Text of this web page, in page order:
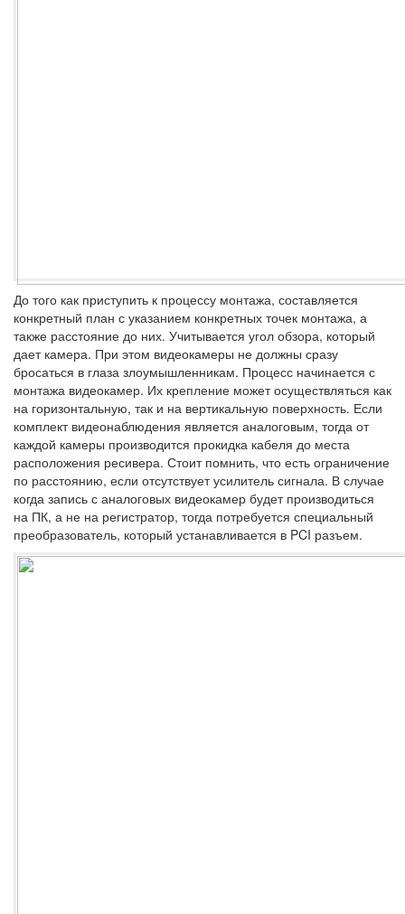
До того как приступить к процессу монтажа, составляется
конкретный план с указанием конкретных точек монтажа, а
также расстояние до них. Учитывается угол обзора, который
дает камера. При этом видеокамеры не должны сразу
бросаться в глаза злоумышленникам. Процесс начинается с
монтажа видеокамер. Их крепление может осуществляться как
на горизонтальную, так и на вертикальную поверхность. Если
комплект видеонаблюдения является аналоговым, тогда от
каждой камеры производится прокидка кабеля до места
расположения ресивера. Стоит помнить, что есть ограничение
по расстоянию, если отсутствует усилитель сигнала. В случае
когда запись с аналоговых видеокамер будет производиться
на ПК, а не на регистратор, тогда потребуется специальный
преобразователь, который устанавливается в PCI разъем.